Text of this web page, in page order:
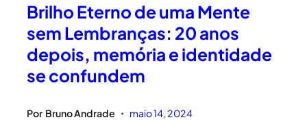
Brilho Eterno de uma Mente
sem Lembranças: 20 anos
depois, memória e identidade
se confundem
Por Bruno Andrade • maio 14, 2024